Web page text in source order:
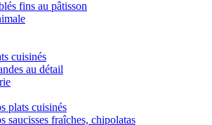
fins au pâtisson
cuisinés
au détail
plats cuisinés
saucisses fraîches, chipolatas